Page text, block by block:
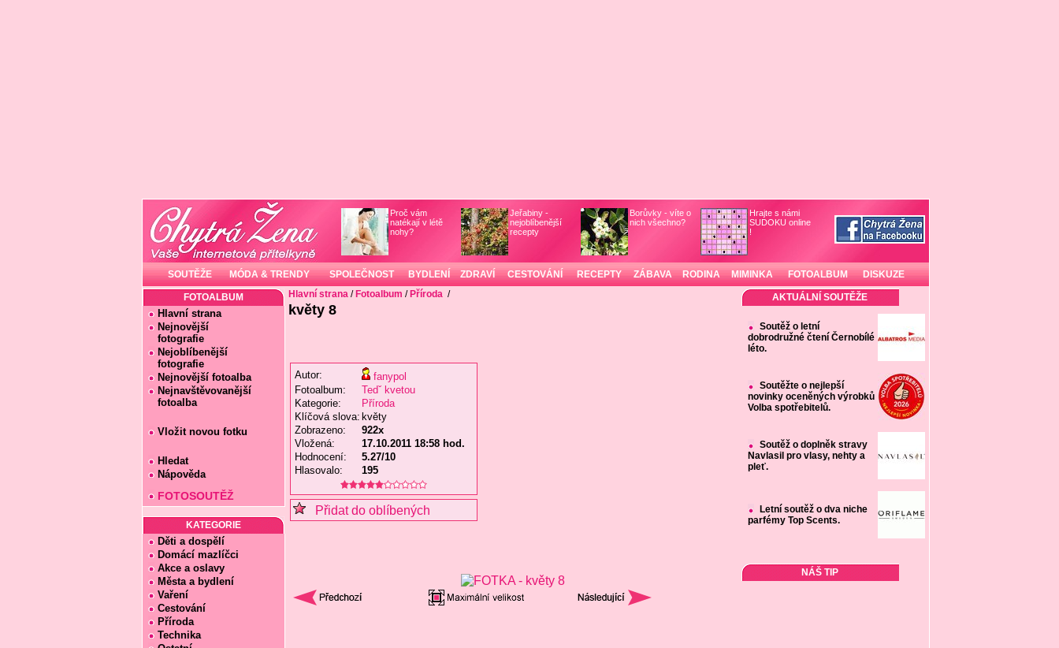
Proč vám
natékají v létě
nohy?
Jeřabiny -
nejoblíbenější
recepty
Borůvky - víte o
nich všechno?
Hrajte s námi
SUDOKU online
!
SOUTĚŽE MÓDA & TRENDY SPOLEČNOST BYDLENÍ ZDRAVÍ CESTOVÁNÍ RECEPTY ZÁBAVA RODINA MIMINKA FOTOALBUM DISKUZE
FOTOALBUM
Hlavní strana
Nejnovější
fotografie
Nejoblíbenější
fotografie
Nejnovější fotoalba
Nejnavštěvovanější
fotoalba
Vložit novou fotku
Hledat
Nápověda
FOTOSOUTĚŽ
KATEGORIE
Děti a dospělí
Domácí mazlíčci
Akce a oslavy
Města a bydlení
Vaření
Cestování
Příroda
Technika
Hlavní strana/ Fotoalbum / Příroda /
květy 8
Autor:
fanypol
Fotoalbum:
Tedˇ kvetou
Kategorie:
Příroda
Klíčová slova: květy
Zobrazeno:
922x
Vložená:
17.10.2011 18:58 hod.
Hodnocení:
5.27/10
Hlasovalo:
195
Přidat do oblíbených
AKTUÁLNÍ SOUTĚŽE
Soutěž o letní
dobrodružné čtení Černobílé
léto.
Soutěžte o nejlepší
novinky oceněných výrobků
Volba spotřebitelů.
Soutěž o doplněk stravy
Navlasil pro vlasy, nehty a
pleť.
Letní soutěž o dva niche
parfémy Top Scents.
NÁŠ TIP